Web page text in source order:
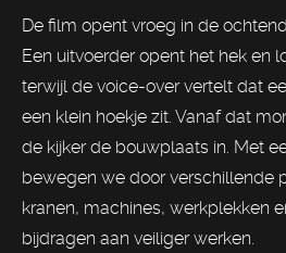
De film opent vroeg in de
Een uitvoerder opent het hek en
terwijl de voice-over vertelt dat
een klein hoekje zit. Vanaf dat
de kijker de bouwplaats in. Met
bewegen we door verschillende
kranen, machines, werkplekken
bijdragen aan veiliger werken.